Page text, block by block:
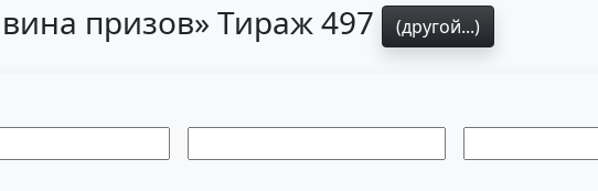
призов» Тираж 497 (другой...)